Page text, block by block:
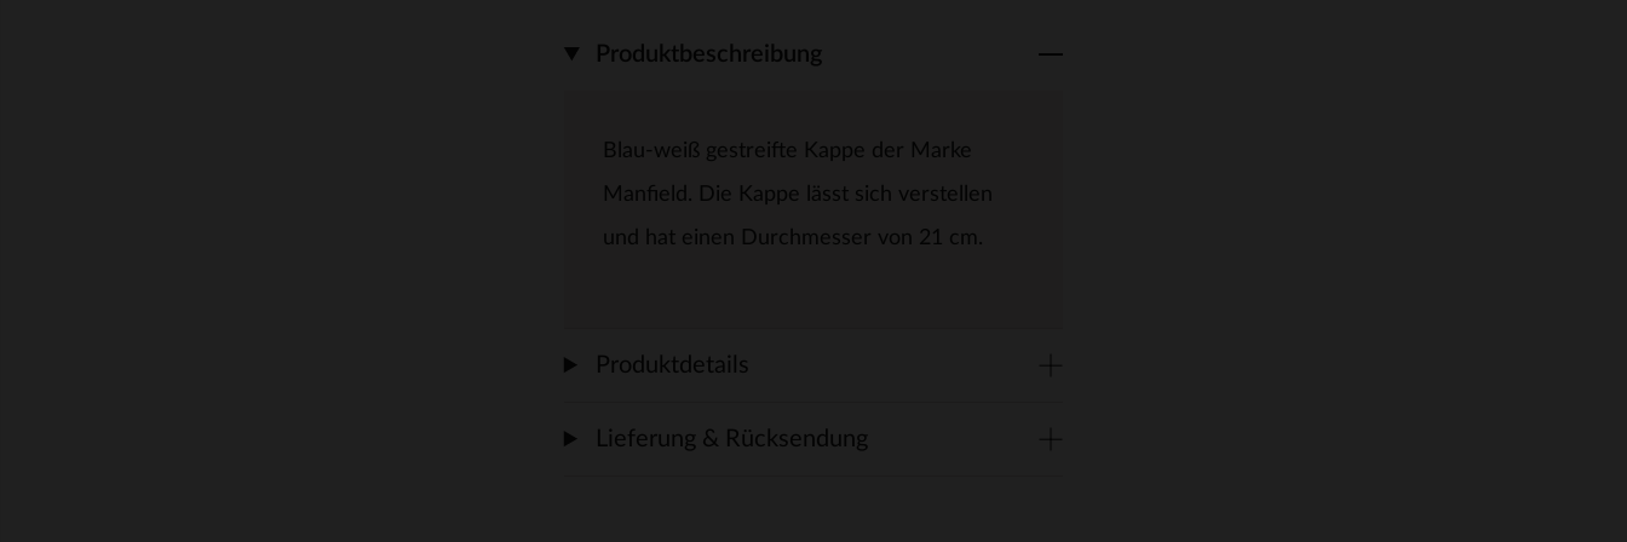
Produktbeschreibung
Blau-weiß gestreifte Kappe der Marke
Manfield. Die Kappe lässt sich verstellen
und hat einen Durchmesser von 21 cm.
Produktdetails
Lieferung & Rücksendung